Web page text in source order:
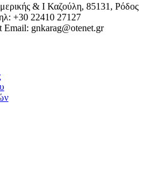
& Ι Καζούλη, 85131, Ρόδος
+30 22410 27127
Email: gnkarag@otenet.gr